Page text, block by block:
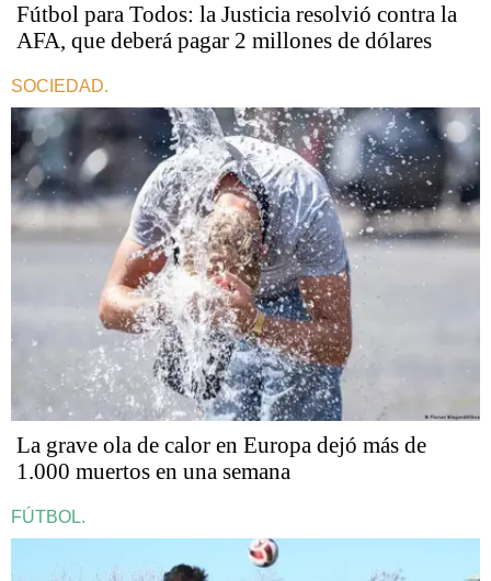
Fútbol para Todos: la Justicia resolvió contra la
AFA, que deberá pagar 2 millones de dólares
SOCIEDAD.
La grave ola de calor en Europa dejó más de
1.000 muertos en una semana
FÚTBOL.